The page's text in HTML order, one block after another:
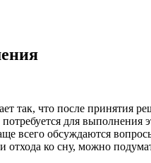
так, что после принятия
для
всего обсуждаются
ко сну, можно